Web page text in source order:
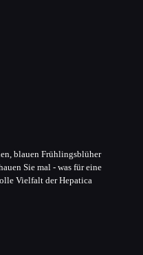
blauen Frühlingsblüher
Sie mal - was für eine
Vielfalt der Hepatica